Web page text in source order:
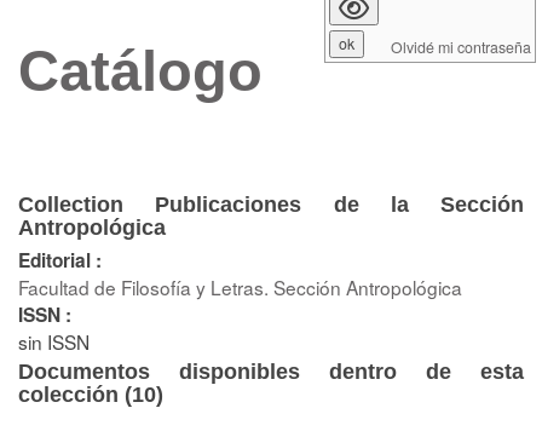
Catálogo
Collection Publicaciones de la Sección
Antropológica
Editorial :
Facultad de Filosofía y Letras. Sección Antropológica
ISSN :
sin ISSN
Documentos disponibles dentro de esta
colección (10)
Olvidé mi contraseña